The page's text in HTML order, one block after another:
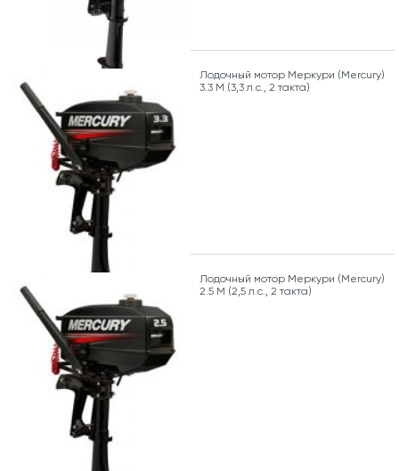
Лодочный мотор Меркури (Mercury)
3.3 M (3,3 л.с., 2 такта)
Лодочный мотор Меркури (Mercury)
2.5 M (2,5 л.с., 2 такта)